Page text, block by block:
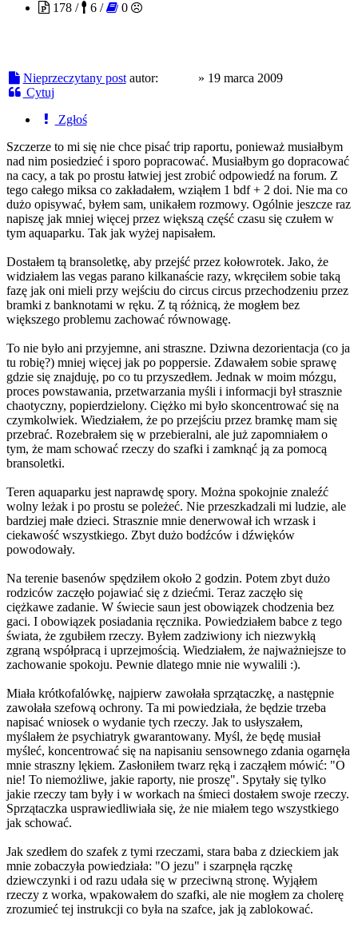
178 / 6 / 0
Nieprzeczytany post autor: » 19 marca 2009
Cytuj
Zgłoś
Szczerze to mi się nie chce pisać trip raportu, ponieważ musiałbym
nad nim posiedzieć i sporo popracować. Musiałbym go dopracować
na cacy, a tak po prostu łatwiej jest zrobić odpowiedź na forum. Z
tego całego miksa co zakładałem, wziąłem 1 bdf + 2 doi. Nie ma co
dużo opisywać, byłem sam, unikałem rozmowy. Ogólnie jeszcze raz
napiszę jak mniej więcej przez większą część czasu się czułem w
tym aquaparku. Tak jak wyżej napisałem.
Dostałem tą bransoletkę, aby przejść przez kołowrotek. Jako, że
widziałem las vegas parano kilkanaście razy, wkręciłem sobie taką
fazę jak oni mieli przy wejściu do circus circus przechodzeniu przez
bramki z banknotami w ręku. Z tą różnicą, że mogłem bez
większego problemu zachować równowagę.
To nie było ani przyjemne, ani straszne. Dziwna dezorientacja (co ja
tu robię?) mniej więcej jak po poppersie. Zdawałem sobie sprawę
gdzie się znajduję, po co tu przyszedłem. Jednak w moim mózgu,
proces powstawania, przetwarzania myśli i informacji był strasznie
chaotyczny, popierdzielony. Ciężko mi było skoncentrować się na
czymkolwiek. Wiedziałem, że po przejściu przez bramkę mam się
przebrać. Rozebrałem się w przebieralni, ale już zapomniałem o
tym, że mam schować rzeczy do szafki i zamknąć ją za pomocą
bransoletki.
Teren aquaparku jest naprawdę spory. Można spokojnie znaleźć
wolny leżak i po prostu se poleżeć. Nie przeszkadzali mi ludzie, ale
bardziej małe dzieci. Strasznie mnie denerwował ich wrzask i
ciekawość wszystkiego. Zbyt dużo bodźców i dźwięków
powodowały.
Na terenie basenów spędziłem około 2 godzin. Potem zbyt dużo
rodziców zaczęło pojawiać się z dziećmi. Teraz zaczęło się
ciężkawe zadanie. W świecie saun jest obowiązek chodzenia bez
gaci. I obowiązek posiadania ręcznika. Powiedziałem babce z tego
świata, że zgubiłem rzeczy. Byłem zadziwiony ich niezwykłą
zgraną współpracą i uprzejmością. Wiedziałem, że najważniejsze to
zachowanie spokoju. Pewnie dlatego mnie nie wywalili :).
Miała krótkofalówkę, najpierw zawołała sprzątaczkę, a następnie
zawołała szefową ochrony. Ta mi powiedziała, że będzie trzeba
napisać wniosek o wydanie tych rzeczy. Jak to usłyszałem,
myślałem że psychiatryk gwarantowany. Myśl, że będę musiał
myśleć, koncentrować się na napisaniu sensownego zdania ogarnęła
mnie straszny lękiem. Zasłoniłem twarz ręką i zacząłem mówić: "O
nie! To niemożliwe, jakie raporty, nie proszę". Spytały się tylko
jakie rzeczy tam były i w workach na śmieci dostałem swoje rzeczy.
Sprzątaczka usprawiedliwiała się, że nie miałem tego wszystkiego
jak schować.
Jak szedłem do szafek z tymi rzeczami, stara baba z dzieckiem jak
mnie zobaczyła powiedziała: "O jezu" i szarpnęła rączkę
dziewczynki i od razu udała się w przeciwną stronę. Wyjąłem
rzeczy z worka, wpakowałem do szafki, ale nie mogłem za cholerę
zrozumieć tej instrukcji co była na szafce, jak ją zablokować.